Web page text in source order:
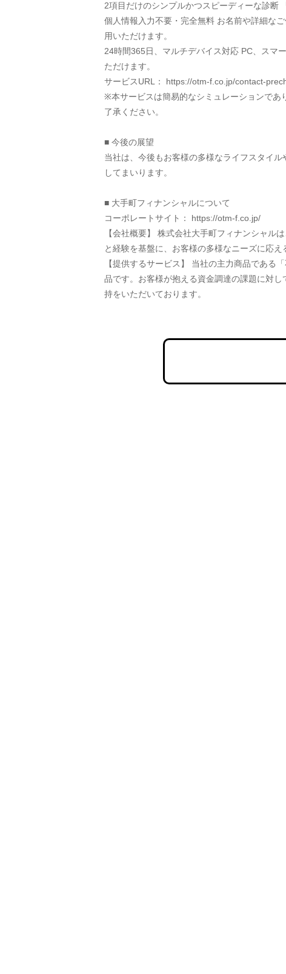
2項目だけのシンプルかつスピーディーな診断
個人情報入力不要・完全無料 お名前や詳細な
用いただけます。
24時間365日、マルチデバイス対応 PC、スマ
ただけます。
サービスURL： https://otm-f.co.jp/contact-
※本サービスは簡易的なシミュレーションであ
了承ください。
■ 今後の展望
当社は、今後もお客様の多様なライフスタイ
してまいります。
■ 大手町フィナンシャルについて
コーポレートサイト： https://otm-f.co.jp/
【会社概要】 株式会社大手町フィナンシャル
と経験を基盤に、お客様の多様なニーズに応
【提供するサービス】 当社の主力商品である
品です。お客様が抱える資金調達の課題に対
持をいただいております。